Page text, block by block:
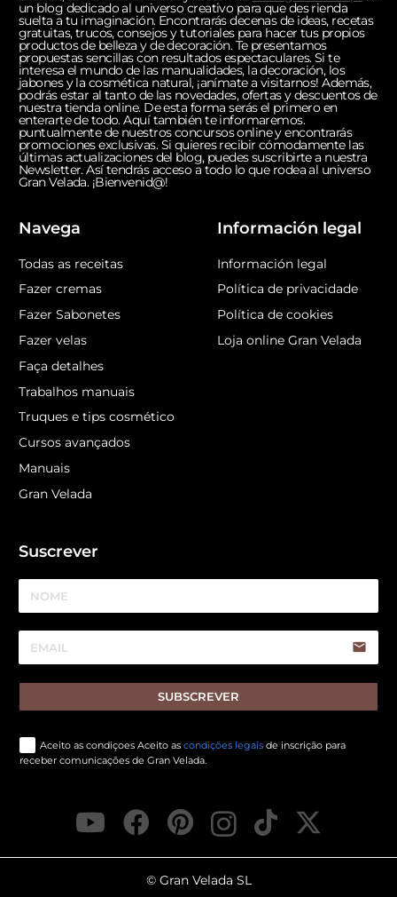
un blog dedicado al universo creativo para que des rienda
suelta a tu imaginación. Encontrarás decenas de ideas, recetas
gratuitas, trucos, consejos y tutoriales para hacer tus propios
productos de belleza y de decoración. Te presentamos
propuestas sencillas con resultados espectaculares. Si te
interesa el mundo de las manualidades, la decoración, los
jabones y la cosmética natural, ¡anímate a visitarnos! Además,
podrás estar al tanto de las novedades, ofertas y descuentos de
nuestra tienda online. De esta forma serás el primero en
enterarte de todo. Aquí también te informaremos.
puntualmente de nuestros concursos online y encontrarás
promociones exclusivas. Si quieres recibir cómodamente las
últimas actualizaciones del blog, puedes suscribirte a nuestra
Newsletter. Así tendrás acceso a todo lo que rodea al universo
Gran Velada. ¡Bienvenid@!
Navega
Todas as receitas
Fazer cremas
Fazer Sabonetes
Fazer velas
Faça detalhes
Trabalhos manuais
Truques e tips cosmético
Cursos avançados
Manuais
Gran Velada
Información legal
Información legal
Política de privacidade
Política de cookies
Loja online Gran Velada
Suscrever
email
SUBSCREVER
Aceito as condiçoes Aceito as condições legais de inscrição para
receber comunicações de Gran Velada.
© Gran Velada SL